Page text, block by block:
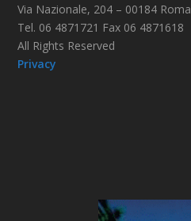
Via Nazionale, 204 – 00184 Roma
Tel. 06 4871721 Fax 06 4871618
All Rights Reserved
Privacy